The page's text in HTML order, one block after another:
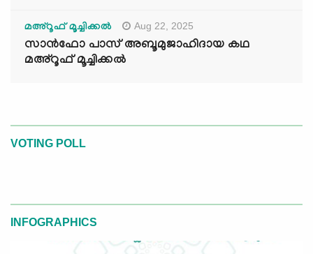
മഅ്റൂഫ് മൂച്ചിക്കല്‍ Aug 22, 2025
സാൻഫോ പാസ് അബൂമുജാഹിദായ കഥ
മഅ്റൂഫ് മൂച്ചിക്കല്‍
VOTING POLL
INFOGRAPHICS